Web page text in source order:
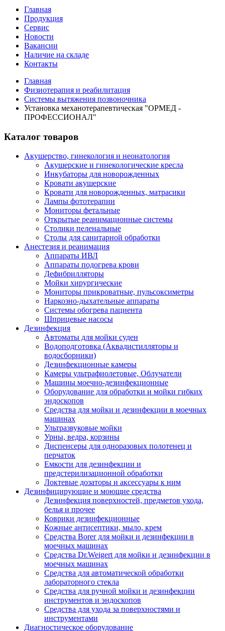
Главная
Продукция
Сервис
Новости
Вакансии
Наличие на складе
Контакты
Главная
Физиотерапия и реабилитация
Системы вытяжения позвоночника
Установка механотерапевтическая "ОРМЕД -
ПРОФЕССИОНАЛ"
Каталог товаров
Акушерство, гинекология и неонатология
Акушерские и гинекологические креслa
Инкубаторы для новорожденных
Кровати акушерские
Кровати для новорожденных, матрасики
Лампы фототерапии
Мониторы фетальные
Открытые реанимационные системы
Столики пеленальные
Столы для санитарной обработки
Анестезия и реанимация
Аппараты ИВЛ
Аппараты подогрева крови
Дефибрилляторы
Мойки хирургические
Мониторы прикроватные, пульсоксиметры
Наркозно-дыхательные аппараты
Системы обогрева пациента
Шприцевые насосы
Дезинфекция
Автоматы для мойки суден
Водоподготовка (Аквадистилляторы и
водосборники)
Дезинфекционные камеры
Камеры ультрафиолетовые, Облучатели
Машины моечно-дезинфекционные
Оборудование для обработки и мойки гибких
эндоскопов
Средства для мойки и дезинфекции в моечных
машинах
Ультразвуковые мойки
Урны, ведра, корзины
Диспенсеры для одноразовых полотенец и
перчаток
Емкости для дезинфекции и
предстерилизационной обработки
Локтевые дозаторы и аксессуары к ним
Дезинфицирующие и моющие средства
Дезинфекция поверхностей, предметов ухода,
белья и прочее
Коврики дезинфекционные
Кожные антисептики, мыло, крем
Средства Borer для мойки и дезинфекции в
моечных машинах
Средства Dr.Weigert для мойки и дезинфекции в
моечных машинах
Средства для автоматической обработки
лабораторного стекла
Средства для ручной мойки и дезинфекции
инструментов и эндоскопов
Средства для ухода за поверхностями и
инструментами
Диагностическое оборудование